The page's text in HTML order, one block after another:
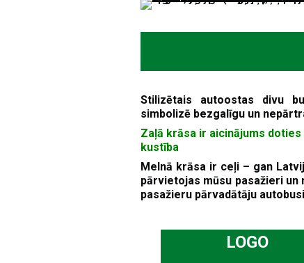
Stilizētais autoostas divu
simbolizē bezgalīgu un
Zaļā krāsa ir aicinājums
kustība
Melnā krāsa ir ceļi – gan
pārvietojas mūsu pasažieri un
pasažieru pārvadātāju autobusi
LOGO